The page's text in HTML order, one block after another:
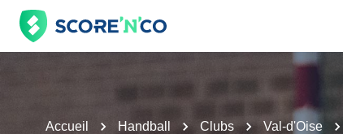
Accueil Handball Clubs Val-d'Oise